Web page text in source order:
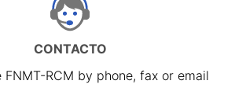
CONTACTO
RCM by phone, fax or email